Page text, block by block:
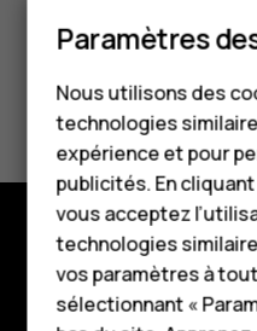
HMD Terra
Pour les
Tablettes
Avez-vous trouvé
Oui Non
Boutique
À propos
Paramètres
Nous utilisons des
technologies
expérience et pour
publicités. En
vous acceptez
technologies
vos paramètres à
sélectionnant «